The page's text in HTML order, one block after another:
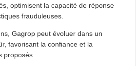
optimisent la capacité de réponse
frauduleuses.
Gagrop peut évoluer dans un
favorisant la confiance et la
proposés.